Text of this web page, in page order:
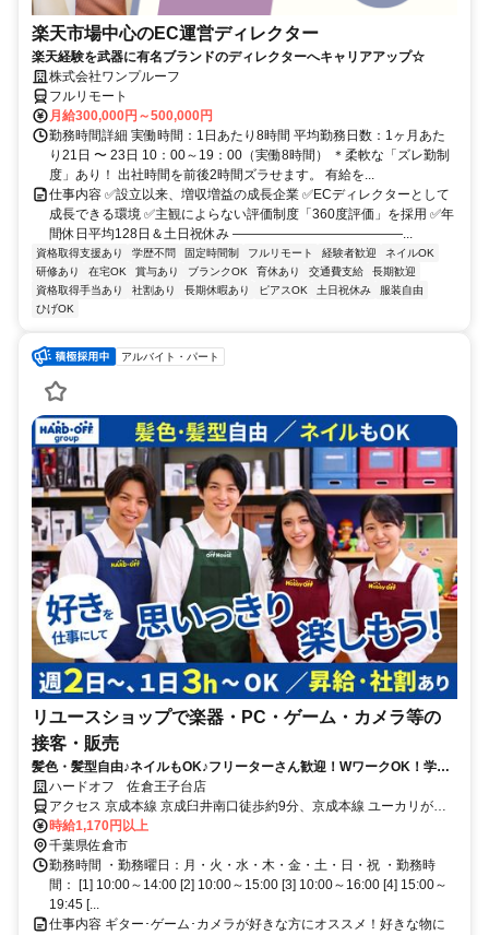
楽天市場中心のEC運営ディレクター
楽天経験を武器に有名ブランドのディレクターへキャリアアップ☆
株式会社ワンプルーフ
フルリモート
月給300,000円～500,000円
勤務時間詳細 実働時間：1日あたり8時間 平均勤務日数：1ヶ月あた
り21日 〜 23日 10：00～19：00（実働8時間） ＊柔軟な「ズレ勤制
度」あり！ 出社時間を前後2時間ズラせます。 有給を...
仕事内容 ✅設立以来、増収増益の成長企業 ✅ECディレクターとして
成長できる環境 ✅主観によらない評価制度「360度評価」を採用 ✅年
間休日平均128日＆土日祝休み ―――――――――――――...
資格取得支援あり 学歴不問 固定時間制 フルリモート 経験者歓迎
ネイルOK
研修あり
在宅OK 賞与あり ブランクOK 育休あり 交通費支給
長期歓迎
資格取得手当あり
社割あり 長期休暇あり ピアスOK 土日祝休み
服装自由
ひげOK
アルバイト・パート
リユースショップで楽器・PC・ゲーム・カメラ等の
接客・販売
髪色・髪型自由♪ネイルもOK♪フリーターさん歓迎！WワークOK！学生
さん大歓迎！自分の頑張り次第で時給がどんどん上がりますよ♪
ハードオフ 佐倉王子台店
アクセス 京成本線 京成臼井南口徒歩約9分、京成本線 ユーカリが丘
徒歩約33分、山万ユーカリが丘線 ユーカリが丘徒歩約33分 京成電鉄
京成臼井駅より徒歩9分
時給1,170円以上
千葉県佐倉市
勤務時間 ・勤務曜日：月・火・水・木・金・土・日・祝 ・勤務時
間： [1] 10:00～14:00 [2] 10:00～15:00 [3] 10:00～16:00 [4] 15:00～
19:45 [...
仕事内容 ギター･ゲーム･カメラが好きな方にオススメ！好きな物に